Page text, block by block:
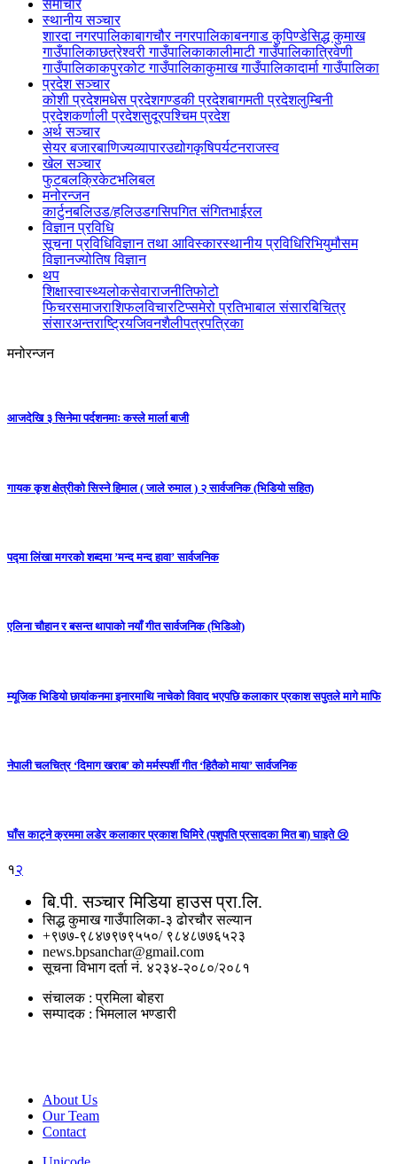
समाचार
स्थानीय सञ्‍चार
शारदा नगरपालिकाबागचौर नगरपालिकाबनगाड कुपिण्डेसिद्ध कुमाख
गाउँपालिकाछत्रेश्वरी गाउँपालिकाकालीमाटी गाउँपालिकात्रिवेणी
गाउँपालिकाकपुरकोट गाउँपालिकाकुमाख गाउँपालिकादार्मा गाउँपालिका
प्रदेश सञ्‍चार
कोशी प्रदेशमधेस प्रदेशगण्डकी प्रदेशबागमती प्रदेशलुम्बिनी
प्रदेशकर्णाली प्रदेशसुदूरपश्चिम प्रदेश
अर्थ सञ्‍चार
सेयर बजारबाणिज्यव्यापारउद्योगकृषिपर्यटनराजस्व
खेल सञ्‍चार
फुटबलक्रिकेटभलिबल
मनोरन्जन
कार्टुनबलिउड/हलिउडगसिपगित संगितभाईरल
विज्ञान प्रविधि
सूचना प्रविधिविज्ञान तथा आविस्कारस्थानीय प्रविधिरिभियुमौसम
विज्ञानज्योतिष विज्ञान
थप
शिक्षास्वास्थ्यलोकसेवाराजनीतिफोटो
फिचरसमाजराशिफलविचारटिप्समेरो प्रतिभाबाल संसारबिचित्र
संसारअन्तराष्ट्रियजिवनशैलीपत्रपत्रिका
मनोरन्जन
आजदेखि ३ सिनेमा पर्दशनमाः कस्ले मार्ला बाजी
गायक कृश क्षेत्रीको सिस्ने हिमाल ( जाले रुमाल ) २ सार्वजनिक (भिडियो सहित)
पद्मा लिंखा मगरको शब्दमा ’मन्द मन्द हावा’ सार्वजनिक
एलिना चौहान र बसन्त थापाको नयाँ गीत सार्वजनिक (भिडिओ)
म्यूजिक भिडियो छायांकनमा इनारमाथि नाचेको विवाद भएपछि कलाकार प्रकाश सपुतले मागे माफि
नेपाली चलचित्र ‘दिमाग खराब’ को मर्मस्पर्शी गीत ‘हितैको माया’ सार्वजनिक
घाँस काट्ने क्रममा लडेर कलाकार प्रकाश घिमिरे (पशुपति प्रसादका मित बा) घाइते 😢
१२
बि.पी. सञ्‍चार मिडिया हाउस प्रा.लि.
सिद्ध कुमाख गाउँपालिका-३ ढोरचौर सल्यान
+९७७-९८४७९७९५५०/ ९८४८७७६५२३
news.bpsanchar@gmail.com
सूचना विभाग दर्ता नं. ४२३४-२०८०/२०८१
संचालक : प्रमिला बोहरा
सम्पादक : भिमलाल भण्डारी
About Us
Our Team
Contact